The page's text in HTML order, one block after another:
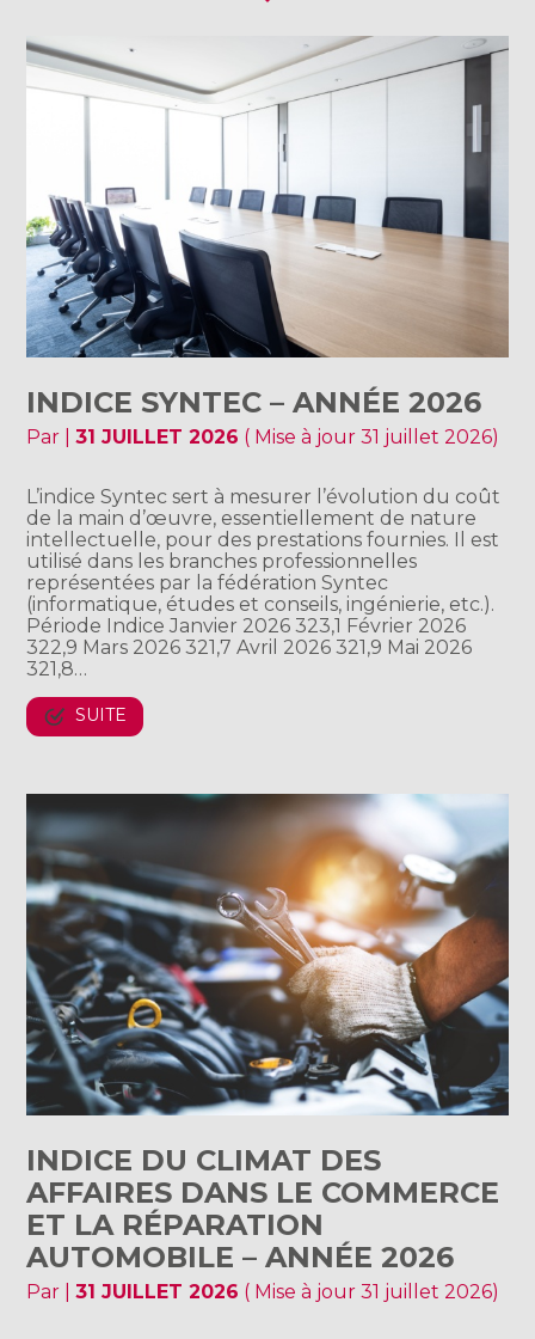
INDICE SYNTEC – ANNÉE 2026
Par |31 JUILLET 2026 ( Mise à jour 31 juillet 2026)
L’indice Syntec sert à mesurer l’évolution du coût
de la main d’œuvre, essentiellement de nature
intellectuelle, pour des prestations fournies. Il est
utilisé dans les branches professionnelles
représentées par la fédération Syntec
(informatique, études et conseils, ingénierie, etc.).
Période Indice Janvier 2026 323,1 Février 2026
322,9 Mars 2026 321,7 Avril 2026 321,9 Mai 2026
321,8…
SUITE
INDICE DU CLIMAT DES
AFFAIRES DANS LE COMMERCE
ET LA RÉPARATION
AUTOMOBILE – ANNÉE 2026
Par |31 JUILLET 2026 ( Mise à jour 31 juillet 2026)